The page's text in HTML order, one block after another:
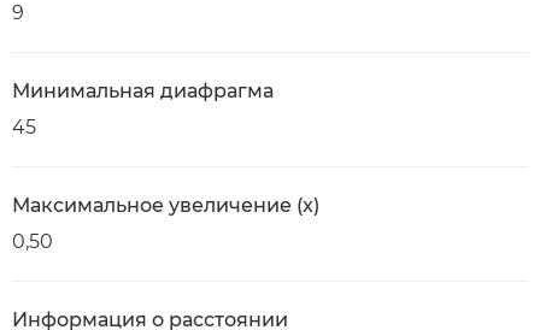
9
Минимальная диафрагма
45
Максимальное увеличение (x)
0,50
Информация о расстоянии